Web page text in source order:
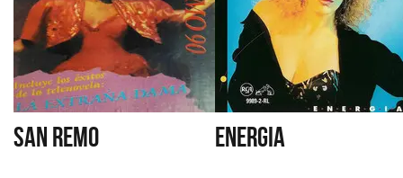
SAN REMO ENERGIA